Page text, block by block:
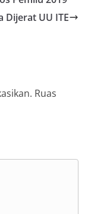
Dijerat UU ITE
Ruas